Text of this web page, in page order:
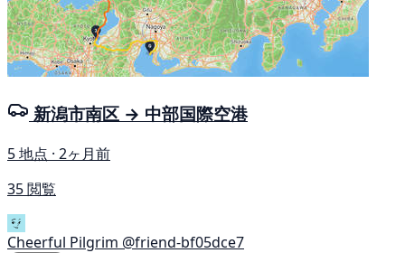
新潟市南区 → 中部国際空港
5 地点 · 2ヶ月前
35 閲覧
Cheerful Pilgrim @friend-bf05dce7